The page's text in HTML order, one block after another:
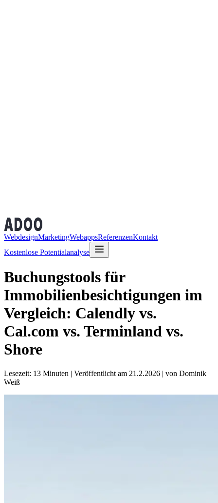
WebdesignMarketingWebappsReferenzenKontakt
Kostenlose Potentialanalyse
Buchungstools für
Immobilienbesichtigungen im
Vergleich: Calendly vs.
Cal.com vs. Terminland vs.
Shore
Lesezeit: 13 Minuten | Veröffentlicht am 21.2.2026 | von Dominik
Weiß